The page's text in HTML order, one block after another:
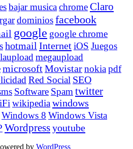
bajar musicachromeClaro
dominiosfacebook
google google chrome
hotmail InternetiOS Juegos
megaupload
microsoftMovistarnokiapdf
Red Social SEO
Software Spam twitter
wikipediawindows
Windows 8 Windows Vista
Wordpressyoutube
by WordPress